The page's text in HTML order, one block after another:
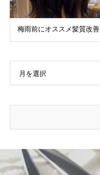
梅雨前にオススメ髪質改善
月を選択